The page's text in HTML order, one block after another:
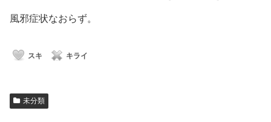
風邪症状なおらず。
スキ キライ
未分類